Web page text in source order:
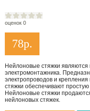
оценок 0
78р.
Нейлоновые стяжки
электромонтажника.
электропроводов и
стяжки обеспечивают
Нейлоновые стяжки
нейлоновых стяжек.